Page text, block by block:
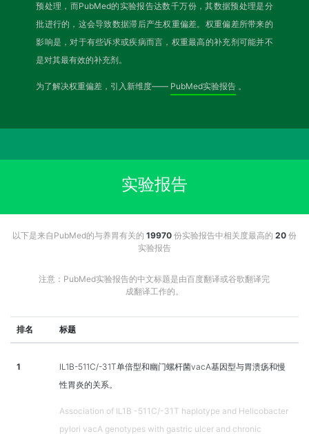
预处理，而PubMed的实验报告达数千万份，其数据预处理是分
批进行的，这会导致数据滞后产生权重偏差。权重偏差所带来的
影响是，对于有些诉求或疾病而言，权重最高的补充剂可能并不
是对其最有效的补充剂。
为了解决权重偏差，引入新维度—— PubMed实验报告 。
实验报告
以下是来自PubMed的与养胃有关的 19970 份实验报告中相关度最高的 20 份
实验报告
注意：PubMed实验报告的中文标题是由百度翻译或谷歌翻译完
成翻译工作的。
排名 标题
1
IL1B-511C/-31T单倍型和幽门螺杆菌vacA基因型与胃溃疡和慢
性胃炎的关系。
Association of IL1B -511C/-31T haplotype and Helicobacter
pylori vacA genotypes with gastric ulcer and chronic